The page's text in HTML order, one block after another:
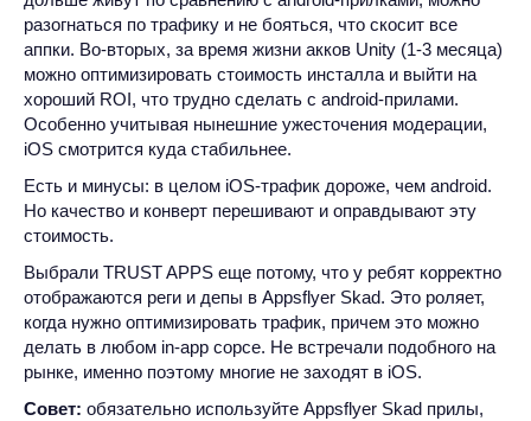
разогнаться по трафику и не бояться, что скосит все
аппки. Во-вторых, за время жизни акков Unity (1-3 месяца)
можно оптимизировать стоимость инсталла и выйти на
хороший ROI, что трудно сделать с android-прилами.
Особенно учитывая нынешние ужесточения модерации,
iOS смотрится куда стабильнее.
Есть и минусы: в целом iOS-трафик дороже, чем android.
Но качество и конверт перешивают и оправдывают эту
стоимость.
Выбрали TRUST APPS еще потому, что у ребят корректно
отображаются реги и депы в Appsflyer Skad. Это роляет,
когда нужно оптимизировать трафик, причем это можно
делать в любом in-app сорсе. Не встречали подобного на
рынке, именно поэтому многие не заходят в iOS.
Совет: обязательно используйте Appsflyer Skad прилы,